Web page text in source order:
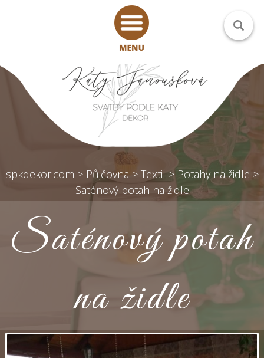
spkdekor.com > Půjčovna > Textil > Potahy na židle >
Saténový potah na židle
Saténový potah
na židle